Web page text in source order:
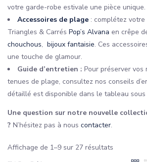
votre garde-robe estivale une pièce unique.
Accessoires de plage : complétez
Triangles & Carrés Pop’s Alvana en crêpe
chouchous, bijoux fantaisie. Ces
une touche de glamour.
Guide d’entretien : Pour préserver
tenues de plage, consultez nos conseils
détaillé est disponible dans le tableau
Une question sur notre nouvelle
? N’hésitez pas à nous contacter.
Affichage de 1–9 sur 27 résultats